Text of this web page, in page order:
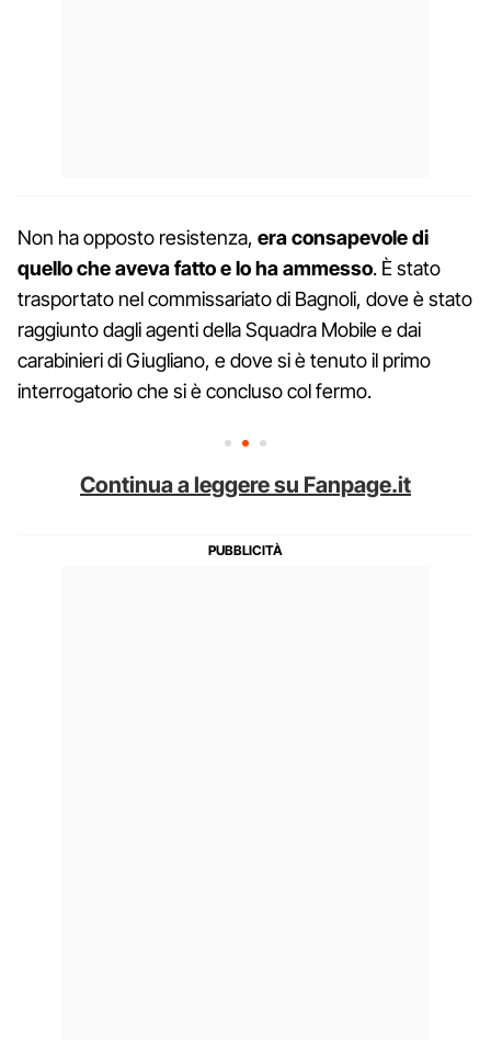
Non ha opposto resistenza, era consapevole di
quello che aveva fatto e lo ha ammesso. È stato
trasportato nel commissariato di Bagnoli, dove è stato
raggiunto dagli agenti della Squadra Mobile e dai
carabinieri di Giugliano, e dove si è tenuto il primo
interrogatorio che si è concluso col fermo.
Continua a leggere su Fanpage.it